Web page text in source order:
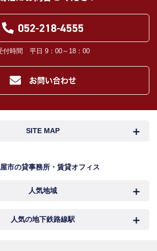
付時間 平日 9：00～18：00
SITE MAP
名古屋市近郊検索
地図検索
NEWS
市の貸事務所・賃貸オフィス
人気地域
人気の地下鉄路線駅